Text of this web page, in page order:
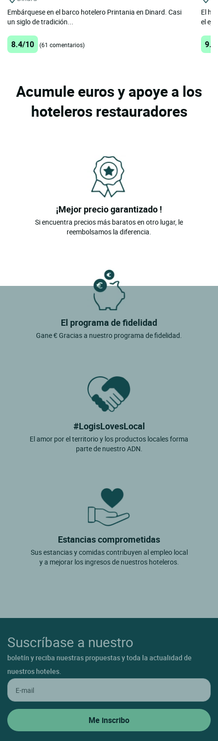
Embárquese en el barco hotelero Printania en Dinard. Casi
un siglo de tradición...
8.4/10 (61 comentarios)
El
el
Acumule euros y apoye a los
hoteleros restauradores
¡Mejor precio garantizado !
Si encuentra precios más baratos en otro lugar, le
reembolsamos la diferencia.
El programa de fidelidad
Gane € Gracias a nuestro programa de fidelidad.
#LogisLovesLocal
El amor por el territorio y los productos locales forma
parte de nuestro ADN.
Estancias comprometidas
Sus estancias y comidas contribuyen al empleo local
y a mejorar los ingresos de nuestros hoteleros.
Suscríbase a nuestro
boletín y reciba nuestras propuestas y toda la actualidad de
nuestros hoteles.